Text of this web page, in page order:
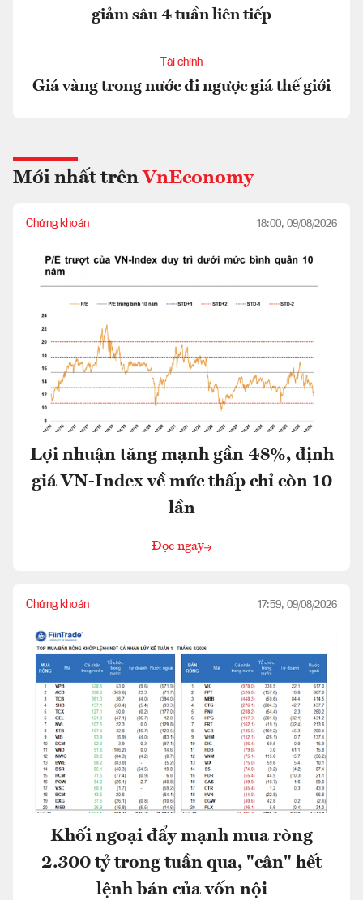
giảm sâu 4 tuần liên tiếp
Tài chính
Giá vàng trong nước đi ngược giá thế giới
Mới nhất trên VnEconomy
Chứng khoán 18:00, 09/08/2026
Lợi nhuận tăng mạnh gần 48%, định
giá VN-Index về mức thấp chỉ còn 10
lần
Đọc ngay
Chứng khoán 17:59, 09/08/2026
Khối ngoại đẩy mạnh mua ròng
2.300 tỷ trong tuần qua, "cân" hết
lệnh bán của vốn nội